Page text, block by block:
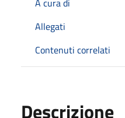
Allegati
Contenuti correlati
Descrizione